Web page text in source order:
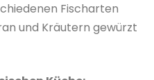
Fischarten
und Kräutern gewürzt